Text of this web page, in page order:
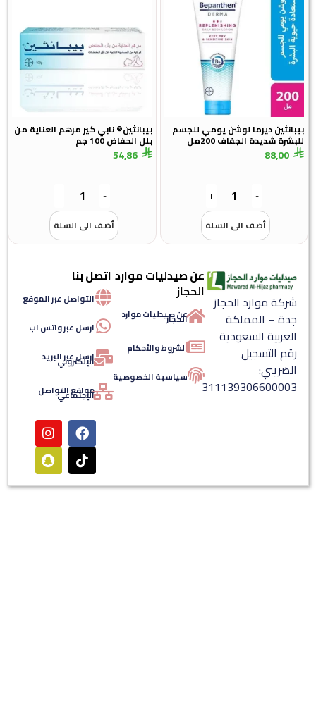
ديرما لوشن يومي للجسم
شديدة الجفاف 200مل
أضف الى السلة
بيبانثين® نابي كير مرهم العناية من
بلل الحفاض 100 جم
54,86
أضف الى السلة
موارد الحجاز
– المملكة
السعودية
التسجيل
عن صيدليات موارد
الحجاز
عن صيدليات موارد
الحجاز
الشروط والأحكام
سياسية الخصوصية
اتصل بنا
التواصل عبر الموقع
ارسل عبر واتس اب
ارسل عبر البريد
الإلكتروني
مواقع التواصل
الإجتماعي